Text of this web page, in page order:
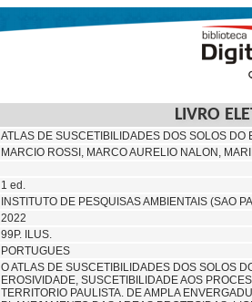
LIVRO
ATLAS DE SUSCETIBILIDADES DOS SOLOS DO
MARCIO ROSSI, MARCO AURELIO NALON,
1 ed.
INSTITUTO DE PESQUISAS AMBIENTAIS (SAO
2022
99P. ILUS.
PORTUGUES
O ATLAS DE SUSCETIBILIDADES DOS SOLOS
EROSIVIDADE, SUSCETIBILIDADE AOS
TERRITORIO PAULISTA. DE AMPLA